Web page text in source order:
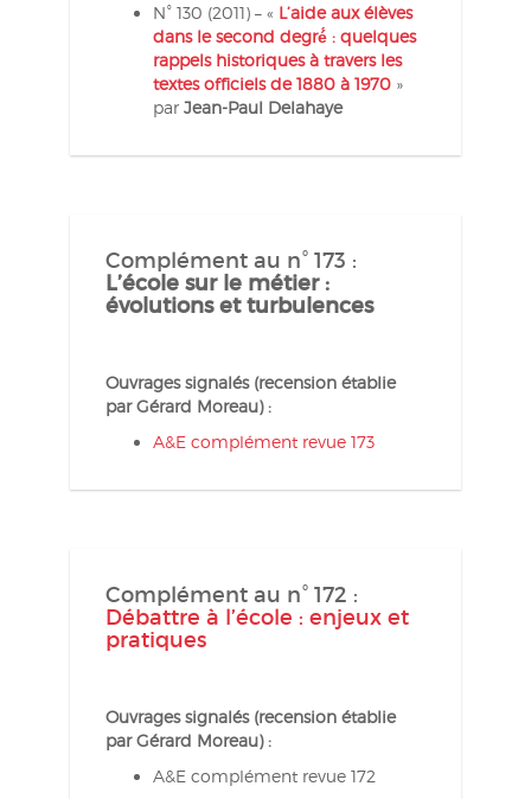
N° 130 (2011) – « L’aide aux élèves
dans le second degré́ : quelques
rappels historiques à travers les
textes officiels de 1880 à 1970»
par Jean-Paul Delahaye
Complément au n° 173 :
L’école sur le métier :
évolutions et turbulences
Ouvrages signalés (recension établie
par Gérard Moreau) :
A&E complément revue 173
Complément au n° 172 :
Débattre à l’école : enjeux et
pratiques
Ouvrages signalés (recension établie
par Gérard Moreau) :
A&E complément revue 172